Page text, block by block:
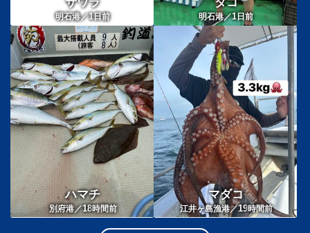
サワラ
明石港／1日前
タコ
明石港／1 日前
ハマチ
別府港／18時間前
マダコ
江井ヶ島漁港／19時間前